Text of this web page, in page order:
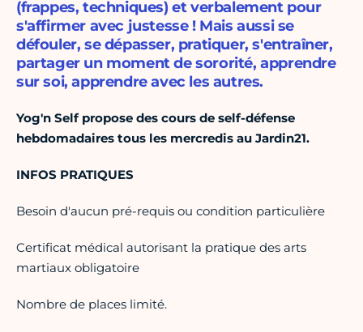
(frappes, techniques) et verbalement pour
s'affirmer avec justesse ! Mais aussi se
défouler, se dépasser, pratiquer, s'entraîner,
partager un moment de sororité, apprendre
sur soi, apprendre avec les autres.
Yog'n Self propose des cours de self-défense
hebdomadaires tous les mercredis au Jardin21.
INFOS PRATIQUES
Besoin d'aucun pré-requis ou condition particulière
Certificat médical autorisant la pratique des arts
martiaux obligatoire
Nombre de places limité.